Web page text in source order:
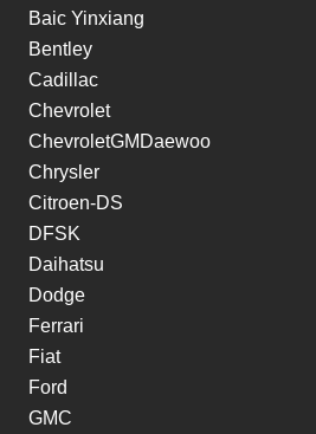
Baic Yinxiang
Bentley
Cadillac
Chevrolet
ChevroletGMDaewoo
Chrysler
Citroen-DS
DFSK
Daihatsu
Dodge
Ferrari
Fiat
Ford
GMC